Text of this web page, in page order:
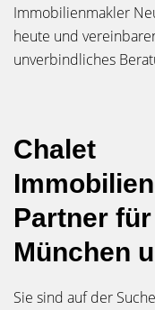
Immobilienmakler
heute und
unverbindliches
Chalet
Partner
München
Sie sind auf der